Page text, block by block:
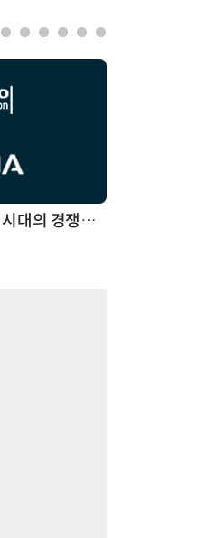
체계화 된 데이터가 곧 AI 시대의 경쟁력이다